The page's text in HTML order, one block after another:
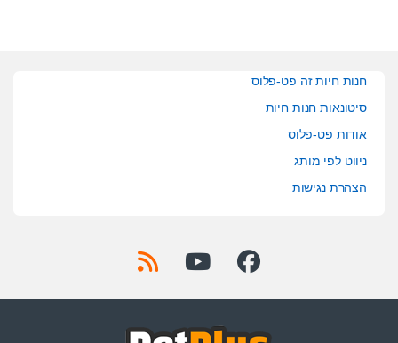
חנות חיות זה פט-פלוס
סיטונאות חנות חיות
אודות פט-פלוס
ניווט לפי מותג
הצהרת נגישות